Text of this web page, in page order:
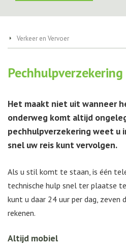
Verkeer en Vervoer
Pechhulpverzekering
Het maakt niet uit wanneer
onderweg komt altijd
pechhulpverzekering weet u
snel uw reis kunt vervolgen.
Als u stil komt te staan, is één
technische hulp snel ter plaatse
kunt u daar 24 uur per dag, zeven
rekenen.
Altijd mobiel